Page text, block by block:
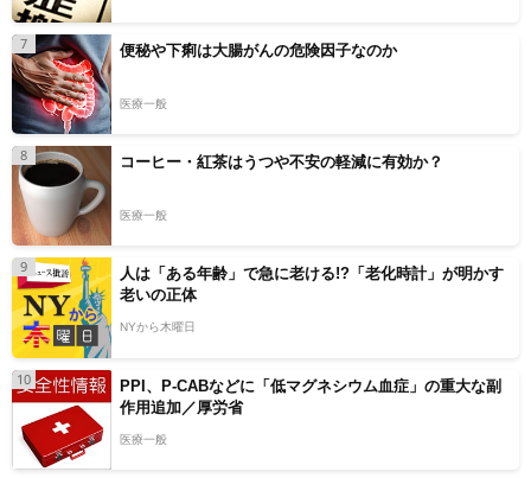
7 便秘や下痢は大腸がんの危険因子なのか
医療一般
8 コーヒー・紅茶はうつや不安の軽減に有効か？
医療一般
9
人は「ある年齢」で急に老ける!?「老化時計」が明かす
老いの正体
NYから木曜日
10
PPI、P-CABなどに「低マグネシウム血症」の重大な副
作用追加／厚労省
医療一般